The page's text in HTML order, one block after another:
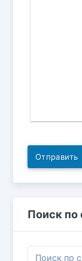
Отправить
Поиск по